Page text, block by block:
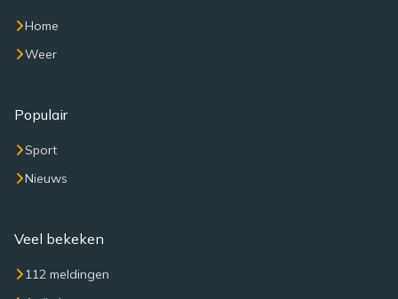
Home
Weer
Populair
Sport
Nieuws
Veel bekeken
112 meldingen